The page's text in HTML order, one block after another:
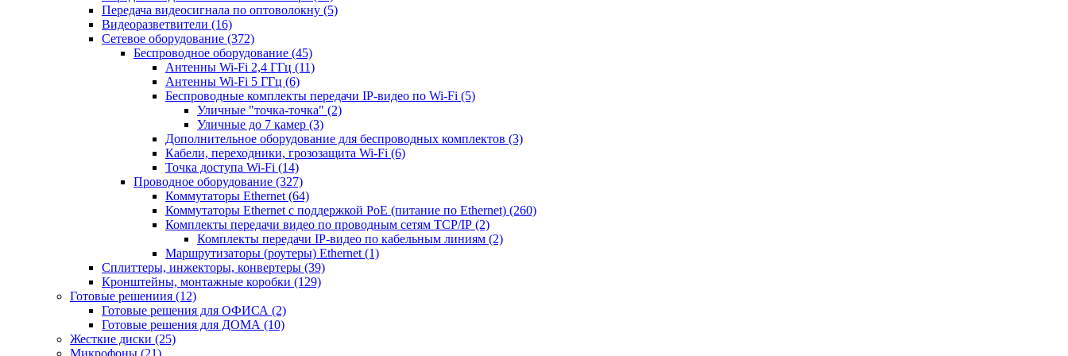
Передача видеосигнала по оптоволокну (5)
Видеоразветвители (16)
Сетевое оборудование (372)
Беспроводное оборудование (45)
Антенны Wi-Fi 2,4 ГГц (11)
Антенны Wi-Fi 5 ГГц (6)
Беспроводные комплекты передачи IP-видео по Wi-Fi (5)
Уличные "точка-точка" (2)
Уличные до 7 камер (3)
Дополнительное оборудование для беспроводных комплектов (3)
Кабели, переходники, грозозащита Wi-Fi (6)
Точка доступа Wi-Fi (14)
Проводное оборудование (327)
Коммутаторы Ethernet (64)
Коммутаторы Ethernet с поддержкой PoE (питание по Ethernet) (260)
Комплекты передачи видео по проводным сетям TCP/IP (2)
Комплекты передачи IP-видео по кабельным линиям (2)
Маршрутизаторы (роутеры) Ethernet (1)
Сплиттеры, инжекторы, конвертеры (39)
Кронштейны, монтажные коробки (129)
Готовые решениия (12)
Готовые решения для ОФИСА (2)
Готовые решения для ДОМА (10)
Жесткие диски (25)
Микрофоны (21)